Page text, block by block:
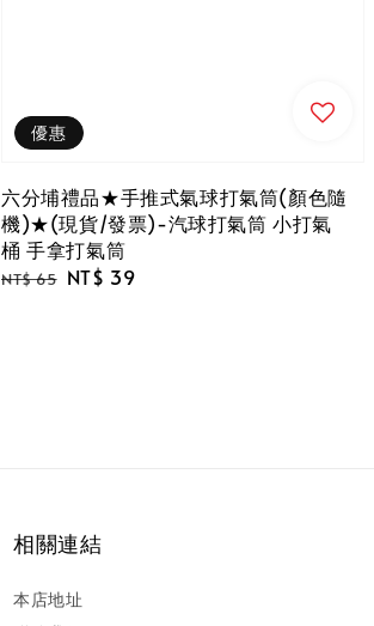
優惠
六分埔禮品★手推式氣球打氣筒(顏色隨
機)★(現貨/發票)-汽球打氣筒 小打氣
桶 手拿打氣筒
Regular
NT$ 65 Sale
NT$ 39
相關連結
本店地址